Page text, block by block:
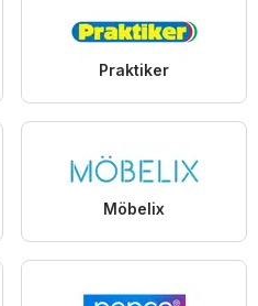
Praktiker
Möbelix